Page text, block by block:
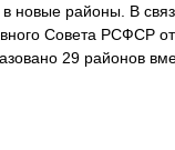
новые районы. В
Совета РСФСР
29 районов